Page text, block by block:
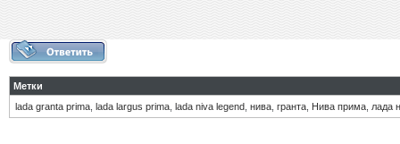
Метки
lada granta prima lada largus prima lada niva legend нива гранта Нива прима лада